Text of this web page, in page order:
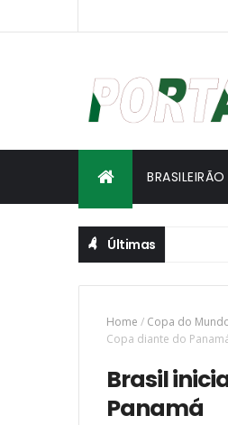
BRASILEIRÃO
Últimas
Home / Copa do
Copa diante do
Brasil
Panamá